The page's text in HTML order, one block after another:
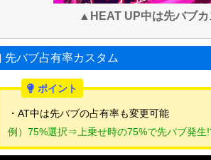
▲HEAT UP中は先バブカ
先バブ占有率カスタム
・AT中は先バブの占有率も変更可能
例）75%選択⇒上乗せ時の75%で先バブ発生